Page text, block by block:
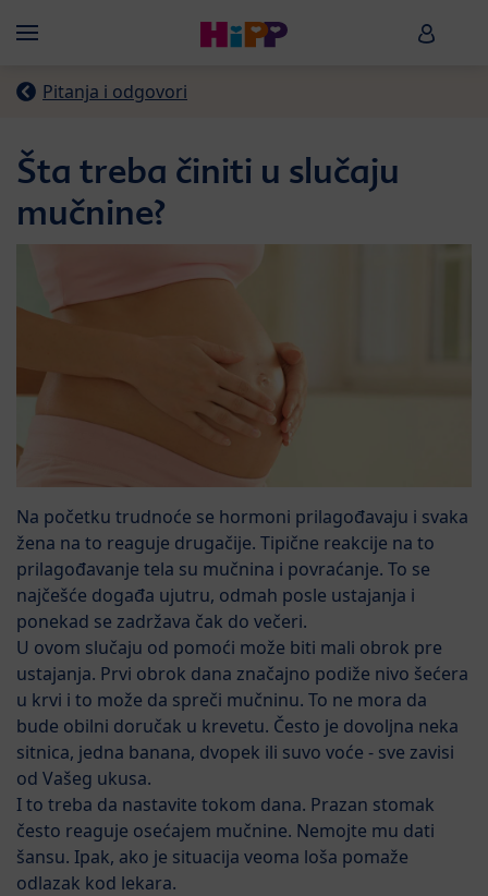
Menü HiPP
Pitanja i odgovori
Šta treba činiti u slučaju
mučnine?
Na početku trudnoće se hormoni prilagođavaju i svaka
žena na to reaguje drugačije. Tipične reakcije na to
prilagođavanje tela su mučnina i povraćanje. To se
najčešće događa ujutru, odmah posle ustajanja i
ponekad se zadržava čak do večeri.
U ovom slučaju od pomoći može biti mali obrok pre
ustajanja. Prvi obrok dana značajno podiže nivo šećera
u krvi i to može da spreči mučninu. To ne mora da
bude obilni doručak u krevetu. Često je dovoljna neka
sitnica, jedna banana, dvopek ili suvo voće - sve zavisi
od Vašeg ukusa.
I to treba da nastavite tokom dana. Prazan stomak
često reaguje osećajem mučnine. Nemojte mu dati
šansu. Ipak, ako je situacija veoma loša pomaže
odlazak kod lekara.